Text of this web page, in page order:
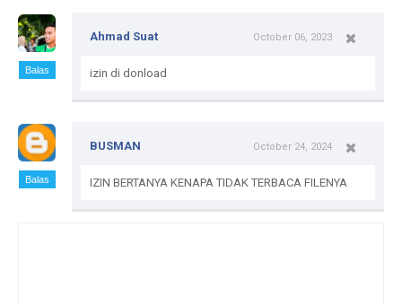
Balas
Ahmad Suat October 06, 2023
izin di donload
Balas
BUSMAN October 24, 2024
IZIN BERTANYA KENAPA TIDAK TERBACA FILENYA